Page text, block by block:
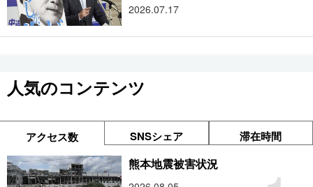
2026.07.17
人気のコンテンツ
アクセス数 SNSシェア 滞在時間
熊本地震被害状況